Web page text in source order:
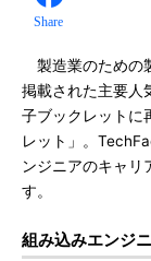
Share
製造業のための
掲載された主要人
子ブックレットに
レット」。
ンジニアのキャリ
す。
組み込みエンジ